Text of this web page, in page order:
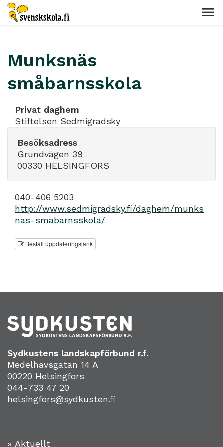
Munksnäs
småbarnsskola
Privat daghem
Stiftelsen Sedmigradsky
Besöksadress
Grundvägen 39
00330 HELSINGFORS
040-406 5203
http://www.sedmigradsky.fi/daghem/munks
nas-smabarnsskola/
Beställ uppdateringslänk
Sydkustens landskapförbund r.f.
Medelhavsgatan 14 A
00220 Helsingfors
044-733 47 20
helsingfors@sydkusten.fi
» Aktuellt